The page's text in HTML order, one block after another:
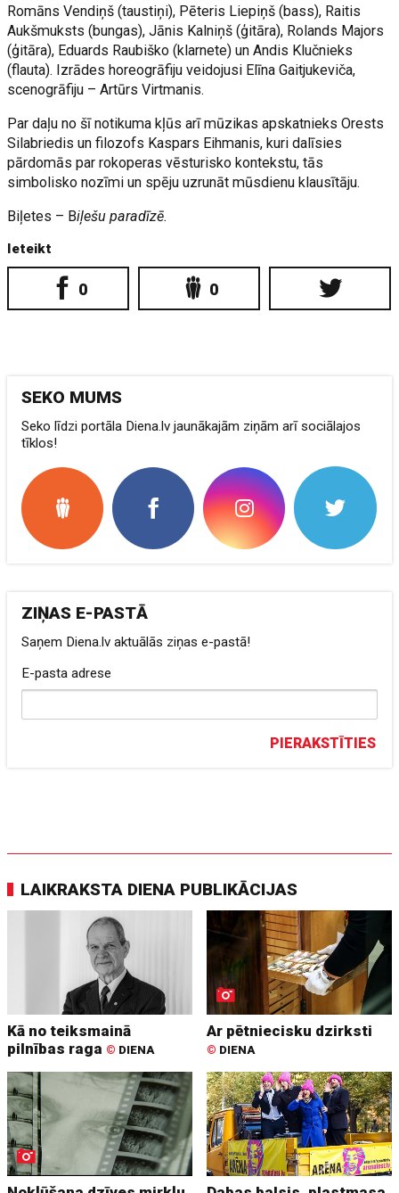
Romāns Vendiņš (taustiņi), Pēteris Liepiņš (bass), Raitis
Aukšmuksts (bungas), Jānis Kalniņš (ģitāra), Rolands Majors
(ģitāra), Eduards Raubiško (klarnete) un Andis Klučnieks
(flauta). Izrādes horeogrāfiju veidojusi Elīna Gaitjukeviča,
scenogrāfiju – Artūrs Virtmanis.
Par daļu no šī notikuma kļūs arī mūzikas apskatnieks Orests
Silabriedis un filozofs Kaspars Eihmanis, kuri dalīsies
pārdomās par rokoperas vēsturisko kontekstu, tās
simbolisko nozīmi un spēju uzrunāt mūsdienu klausītāju.
Biļetes – Biļešu paradīzē.
Ieteikt
0 0
SEKO MUMS
Seko līdzi portāla Diena.lv jaunākajām ziņām arī sociālajos
tīklos!
ZIŅAS E-PASTĀ
Saņem Diena.lv aktuālās ziņas e-pastā!
E-pasta adrese
PIERAKSTĪTIES
LAIKRAKSTA DIENA PUBLIKĀCIJAS
Kā no teiksmainā
pilnības raga © DIENA
Ar pētniecisku dzirksti
© DIENA